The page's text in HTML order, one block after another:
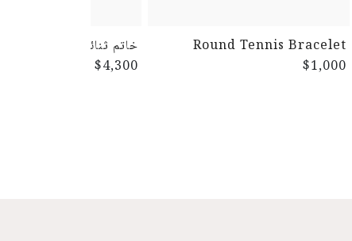
Round Tennis Bracelet
$1,000
خاتم ثنائي
$4,300